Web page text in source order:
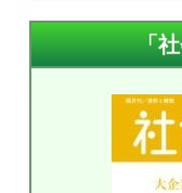
「